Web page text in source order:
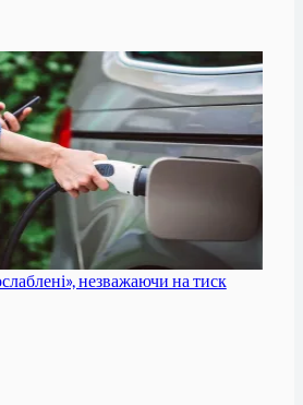
незважаючи на тиск